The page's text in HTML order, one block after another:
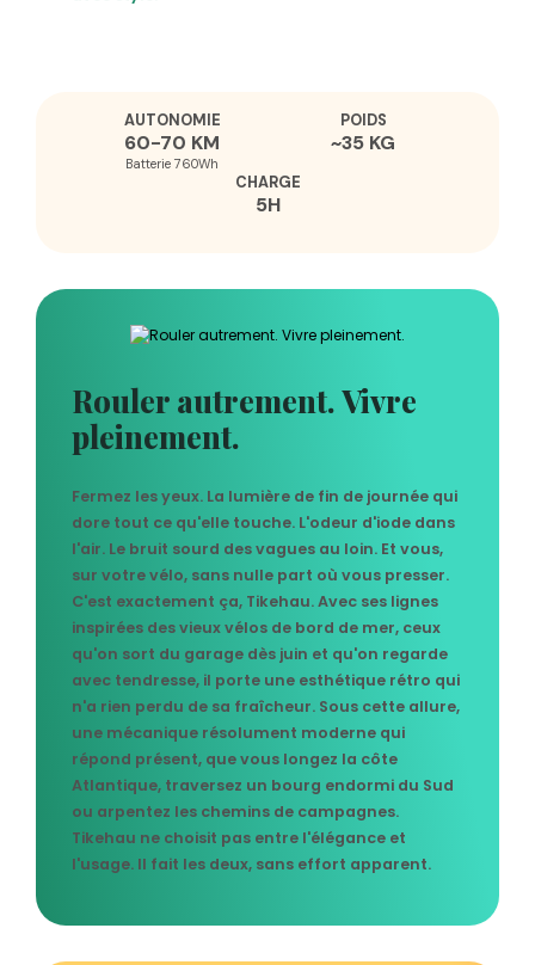
AUTONOMIE
60-70 KM
Batterie 760Wh
POIDS
~35 KG
CHARGE
5H
Rouler autrement. Vivre
pleinement.
Fermez les yeux. La lumière de fin de journée qui
dore tout ce qu'elle touche. L'odeur d'iode dans
l'air. Le bruit sourd des vagues au loin. Et vous,
sur votre vélo, sans nulle part où vous presser.
C'est exactement ça, Tikehau. Avec ses lignes
inspirées des vieux vélos de bord de mer, ceux
qu'on sort du garage dès juin et qu'on regarde
avec tendresse, il porte une esthétique rétro qui
n'a rien perdu de sa fraîcheur. Sous cette allure,
une mécanique résolument moderne qui
répond présent, que vous longez la côte
Atlantique, traversez un bourg endormi du Sud
ou arpentez les chemins de campagnes.
Tikehau ne choisit pas entre l'élégance et
l'usage. Il fait les deux, sans effort apparent.